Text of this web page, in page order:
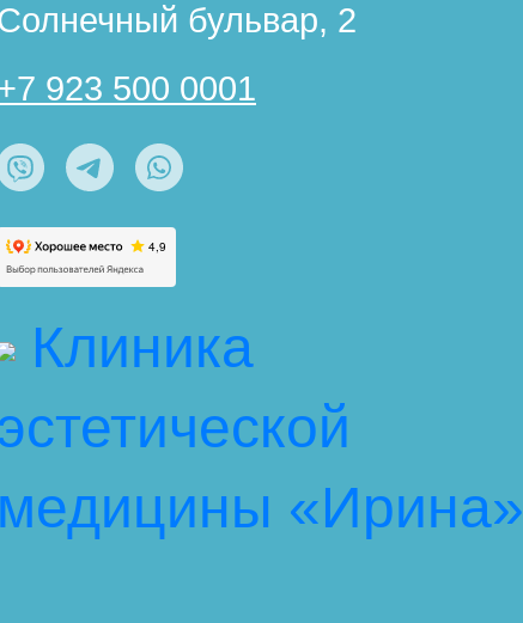
бульвар, 2
923 500 0001
Клиника
медицины «Ирина»